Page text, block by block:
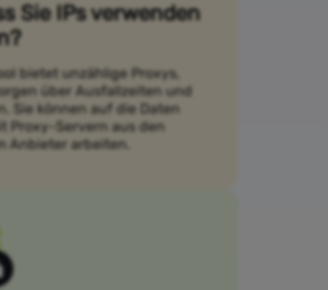
Sie IPs verwenden
bietet unzählige Proxys,
über Ausfallzeiten und
Sie können auf die Daten
Proxy-Servern aus den
Anbieter arbeiten.